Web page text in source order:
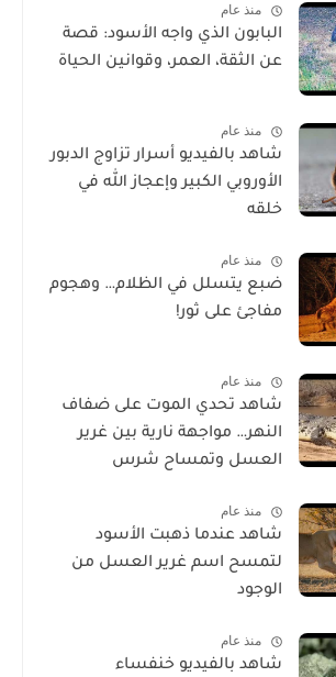
منذ عام
البابون الذي واجه الأسود: قصة
عن الثقة، العمر، وقوانين الحياة
منذ عام
شاهد بالفيديو أسرار تزاوج الدبور
الأوروبي الكبير وإعجاز الله في
خلقه
منذ عام
ضبع يتسلل في الظلام… وهجوم
مفاجئ على ثور!
منذ عام
شاهد تحدي الموت على ضفاف
النهر… مواجهة نارية بين غرير
العسل وتمساح شرس
منذ عام
شاهد عندما ذهبت الأسود
لتمسح اسم غرير العسل من
الوجود
منذ عام
شاهد بالفيديو خنفساء